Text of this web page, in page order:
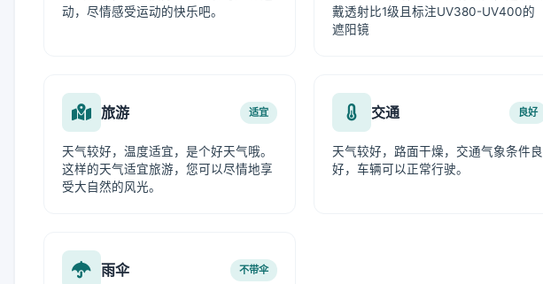
动，尽情感受运动的快乐吧。
戴透射比1级且标注UV380-UV400的
遮阳镜
旅游 适宜
天气较好，温度适宜，是个好天气哦。
这样的天气适宜旅游，您可以尽情地享
受大自然的风光。
交通 良好
天气较好，路面干燥，交通气象条件良
好，车辆可以正常行驶。
雨伞 不带伞